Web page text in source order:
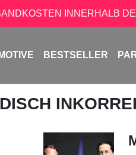
INNERHALB
BESTSELLER